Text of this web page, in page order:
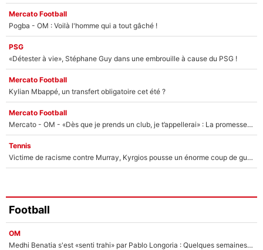
Mercato Football
Pogba - OM : Voilà l'homme qui a tout gâché !
PSG
«Détester à vie», Stéphane Guy dans une embrouille à cause du PSG !
Mercato Football
Kylian Mbappé, un transfert obligatoire cet été ?
Mercato Football
Mercato - OM - «Dès que je prends un club, je t’appellerai» : La promesse de Marcelino au moment de claquer la porte
Tennis
Victime de racisme contre Murray, Kyrgios pousse un énorme coup de gueule !
Football
OM
Medhi Benatia s'est «senti trahi» par Pablo Longoria : Quelques semaines après son départ, l'ancien directeur de football de l'OM règle ses comptes